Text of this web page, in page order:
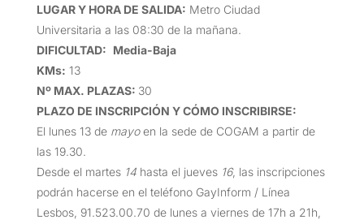
LUGAR Y HORA DE SALIDA: Metro Ciudad
Universitaria a las 08:30 de la mañana.
DIFICULTAD: Media-Baja
KMs: 13
Nº MAX. PLAZAS: 30
PLAZO DE INSCRIPCIÓN Y CÓMO INSCRIBIRSE:
El lunes 13 de mayoen la sede de COGAM a partir de
las 19.30.
Desde el martes 14hasta el jueves 16, las inscripciones
podrán hacerse en el teléfono GayInform / Línea
Lesbos, 91.523.00.70 de lunes a viernes de 17h a 21h,